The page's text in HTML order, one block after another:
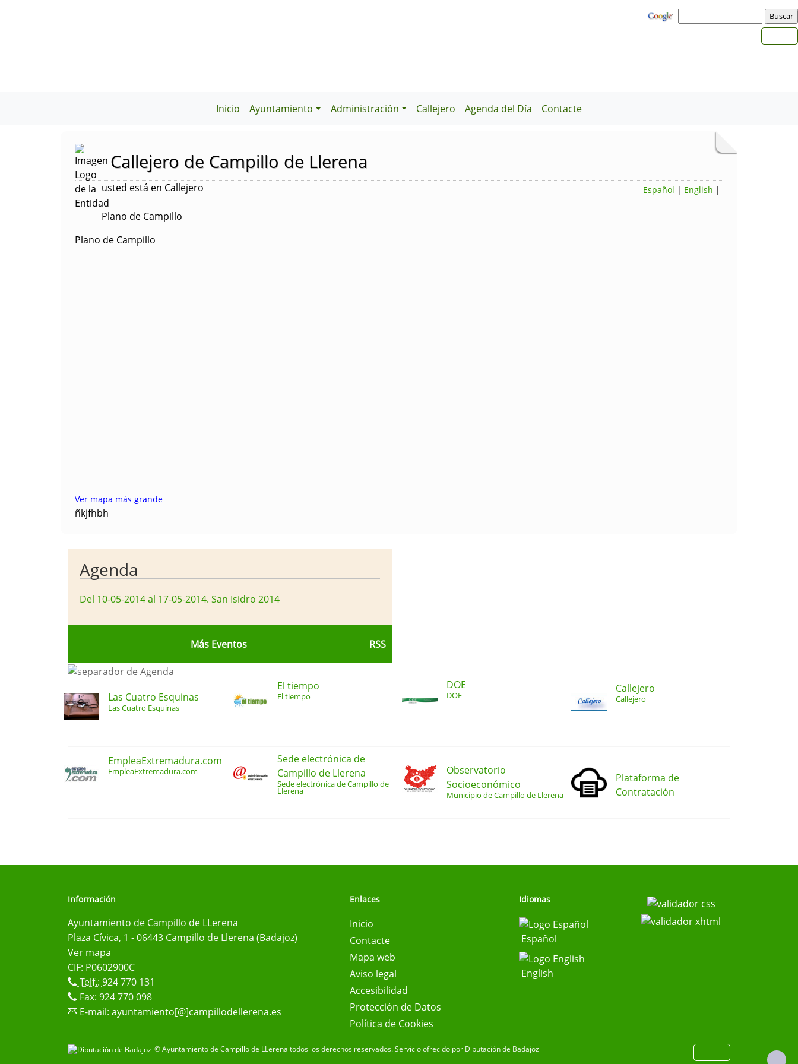
Inicio Ayuntamiento Administración Callejero Agenda del Día Contacte
Callejero de Campillo de Llerena
Español | English |
usted está en Callejero
Plano de Campillo
Plano de Campillo
Ver mapa más grande
ñkjfhbh
Agenda
Del 10-05-2014 al 17-05-2014. San Isidro 2014
Más Eventos RSS
Las Cuatro Esquinas
Las Cuatro Esquinas
El tiempo
El tiempo
DOE
DOE
Callejero
Callejero
EmpleaExtremadura.com
EmpleaExtremadura.com
Sede electrónica de
Campillo de Llerena
Sede electrónica de Campillo de
Llerena
Observatorio
Socioeconómico
Municipio de Campillo de Llerena
Plataforma de
Contratación
Información
Ayuntamiento de Campillo de LLerena
Plaza Cívica, 1 - 06443 Campillo de Llerena (Badajoz)
Ver mapa
CIF: P0602900C
Telf.: 924 770 131
Fax: 924 770 098
E-mail: ayuntamiento[@]campillodellerena.es
Enlaces
Inicio
Contacte
Mapa web
Aviso legal
Accesibilidad
Protección de Datos
Política de Cookies
Idiomas
Español
English
© Ayuntamiento de Campillo de LLerena todos los derechos reservados.Servicio ofrecido por Diputación de Badajoz